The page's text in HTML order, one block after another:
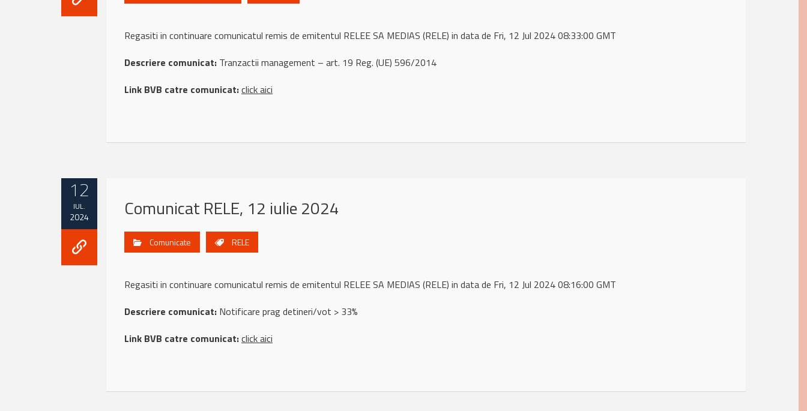
Regasiti in continuare comunicatul remis de emitentul RELEE SA MEDIAS (RELE) in data de Fri, 12 Jul 2024 08:33:00 GMT
Descriere comunicat: Tranzactii management – art. 19 Reg. (UE) 596/2014
Link BVB catre comunicat:click aici
12
IUL.
2024 Comunicat RELE, 12 iulie 2024
Comunicate RELE
Regasiti in continuare comunicatul remis de emitentul RELEE SA MEDIAS (RELE) in data de Fri, 12 Jul 2024 08:16:00 GMT
Descriere comunicat: Notificare prag detineri/vot > 33%
Link BVB catre comunicat:click aici